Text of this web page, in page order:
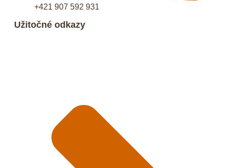
+421 907 592 931
Užitočné odkazy